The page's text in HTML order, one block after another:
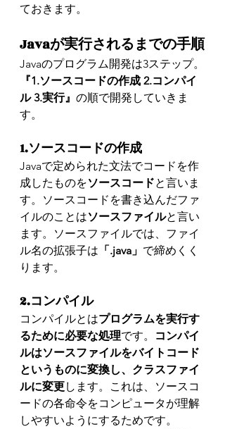
ておきます。
Javaが実行されるまでの手順
Javaのプログラム開発は3ステップ。
『1.ソースコードの作成 2.コンパイ
ル 3.実行』 の順で開発していきま
す。
1.ソースコードの作成
Javaで定められた文法でコードを作
成したものをソースコードと言いま
す。ソースコードを書き込んだファ
イルのことはソースファイルと言い
ます。ソースファイルでは、ファイ
ル名の拡張子は 「.java」 で締めくく
ります。
2.コンパイル
コンパイルとはプログラムを実行す
るために必要な処理です。
コンパイ
ルはソースファイルをバイトコード
というものに変換し、クラスファイ
ルに変更します。これは、ソースコ
ードの各命令をコンピュータが理解
しやすいようにするためです。